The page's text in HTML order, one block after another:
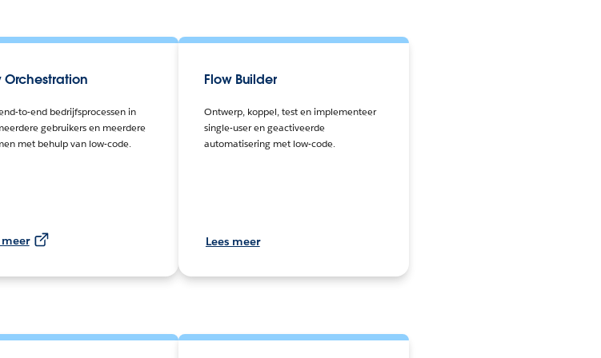
Orchestration
to-end bedrijfsprocessen in
gebruikers en meerdere
met behulp van low-code.
meer
Flow Builder
Ontwerp, koppel, test en implementeer
single-user en geactiveerde
automatisering met low-code.
Lees meer